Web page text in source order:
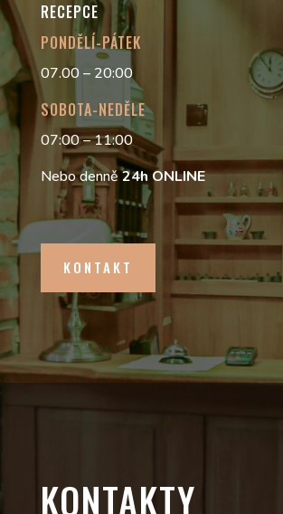
RECEPCE
PONDĚLÍ-PÁTEK
07.00 – 20:00
SOBOTA-NEDĚLE
07:00 – 11:00
Nebo denně24hONLINE
KONTAKT
KONTAKTY